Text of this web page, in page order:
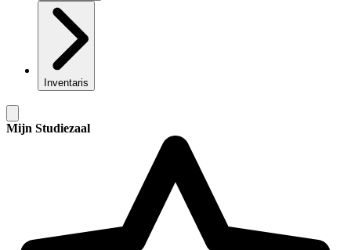
Inventaris
Mijn Studiezaal